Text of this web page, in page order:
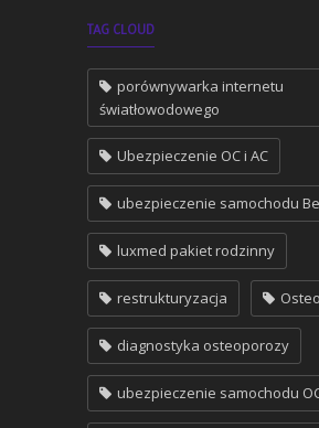
TAG CLOUD
porównywarka internetu
światłowodowego
Ubezpieczenie OC i AC
ubezpieczenie samochodu
luxmed pakiet rodzinny
restrukturyzacja
diagnostyka osteoporozy
ubezpieczenie samochodu